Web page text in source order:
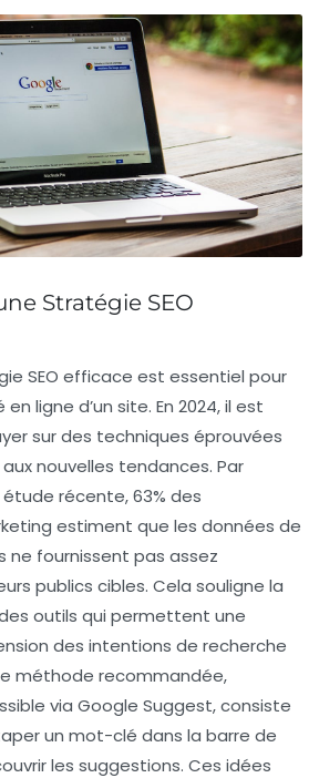
Stratégie SEO
SEO efficace est essentiel pour
en ligne d’un site. En 2024, il est
sur des techniques éprouvées
nouvelles tendances. Par
récente, 63% des
estiment que les données de
fournissent pas assez
publics cibles. Cela souligne la
outils qui permettent une
des intentions de recherche
méthode recommandée,
via Google Suggest, consiste
un mot-clé dans la barre de
les suggestions. Ces idées